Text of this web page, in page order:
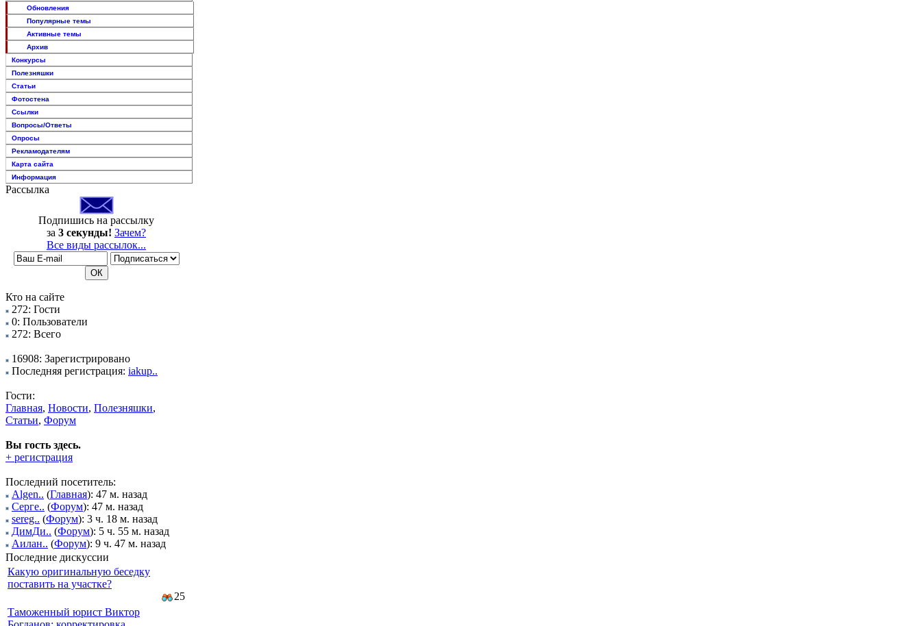
Обновления
Популярные темы
Активные темы
Архив
Конкурсы
Полезняшки
Статьи
Фотостена
Ссылки
Вопросы/Ответы
Опросы
Рекламодателям
Карта сайта
Информация
Рассылка
Подпишись на рассылку
за 3 секунды! Зачем?
Все виды рассылок...
Кто на сайте
272: Гости
0: Пользователи
272: Всего
16908: Зарегистрировано
Последняя регистрация: iakup..
Гости:
Главная, Новости, Полезняшки,
Статьи, Форум
Вы гость здесь.
+ регистрация
Последний посетитель:
Algen.. (Главная): 47 м. назад
Серге.. (Форум): 47 м. назад
sereg.. (Форум): 3 ч. 18 м. назад
ДимДи.. (Форум): 5 ч. 55 м. назад
Аилан.. (Форум): 9 ч. 47 м. назад
Последние дискуссии
Какую оригинальную беседку
поставить на участке?
25
Таможенный юрист Виктор